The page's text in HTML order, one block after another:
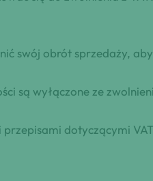
swój obrót sprzedaży,
są wyłączone ze
przepisami dotyczącymi